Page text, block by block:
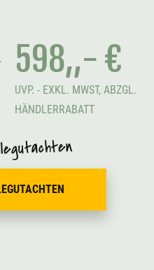
598,,- €
UVP. - EXKL. MWST, ABZGL.
HÄNDLERRABATT